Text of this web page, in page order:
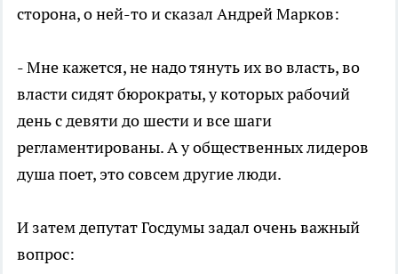
сторона, о ней-то и сказал Андрей Марков:
- Мне кажется, не надо тянуть их во власть, во
власти сидят бюрократы, у которых рабочий
день с девяти до шести и все шаги
регламентированы. А у общественных лидеров
душа поет, это совсем другие люди.
И затем депутат Госдумы задал очень важный
вопрос: